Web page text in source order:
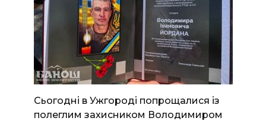
Сьогодні в Ужгороді попрощалися із
полеглим захисником Володимиром